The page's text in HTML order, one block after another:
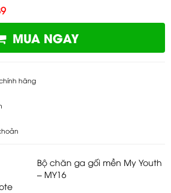
MUA NGAY
hãng
Bộ chăn ga gối mền My Youth
– MY16